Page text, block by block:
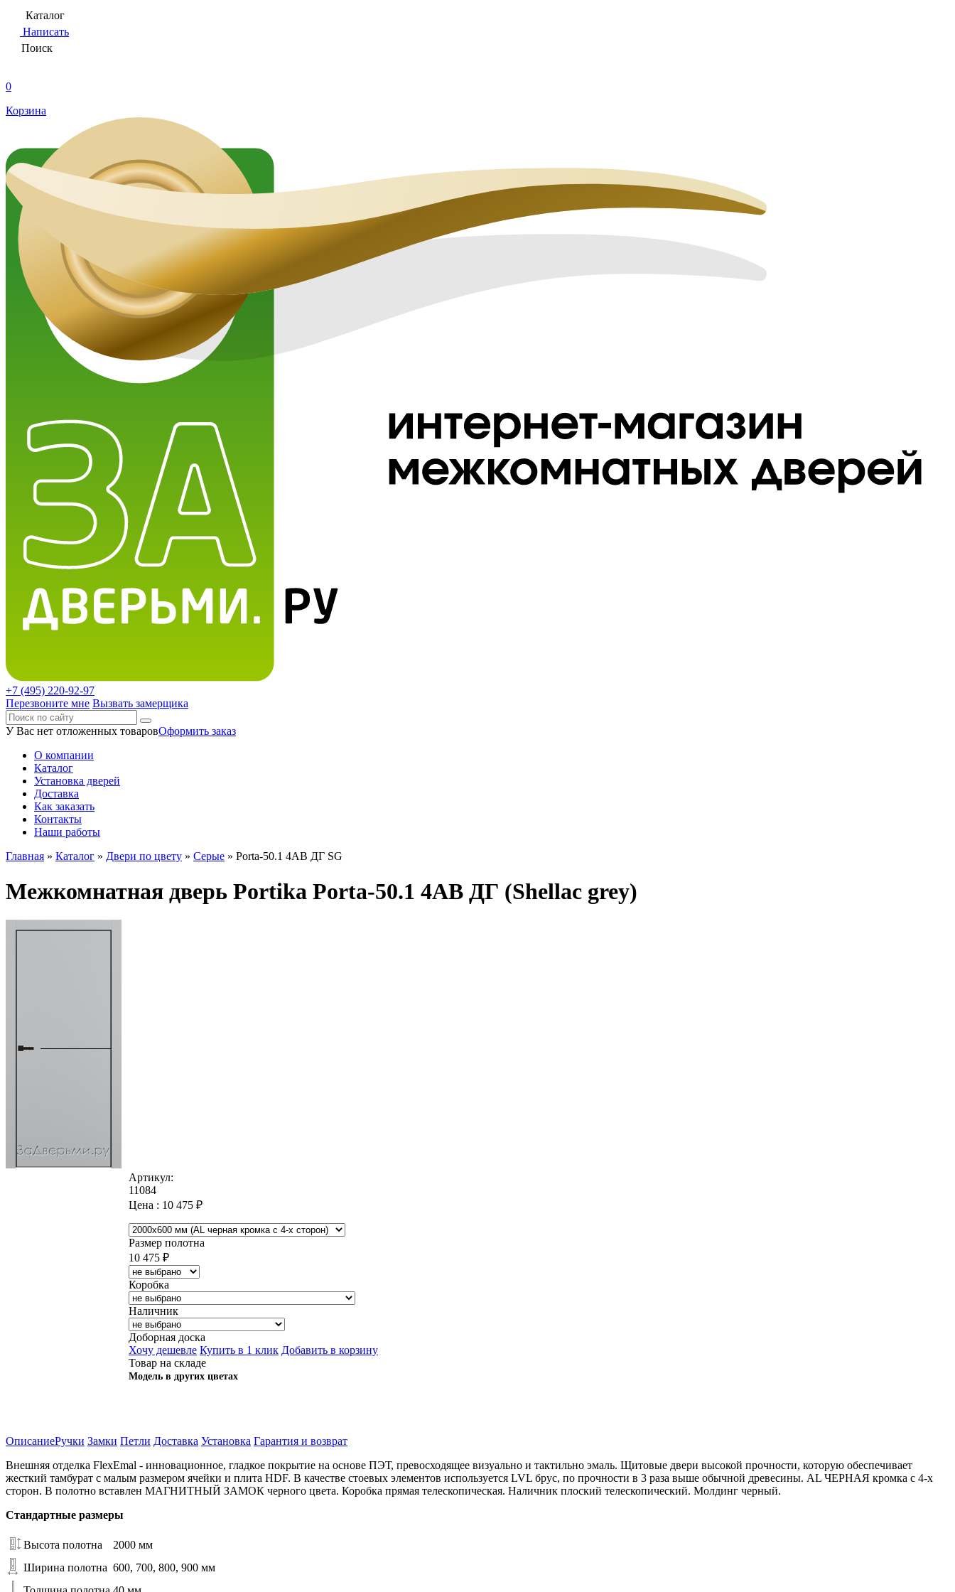
Каталог
Написать
Поиск
0
Корзина
+7 (495) 220-92-97
Перезвоните мне Вызвать замерщика
У Вас нет отложенных товаровОформить заказ
О компании
Каталог
Установка дверей
Доставка
Как заказать
Контакты
Наши работы
Главная » Каталог » Двери по цвету » Серые » Porta-50.1 4AB ДГ SG
Межкомнатная дверь Portika Porta-50.1 4AB ДГ (Shellac grey)
Артикул:
11084
Цена : 10 475 ₽
Размер полотна
10 475 ₽
Коробка
Наличник
Доборная доска
Хочу дешевле Купить в 1 клик Добавить в корзину
Товар на складе
Модель в других цветах
ОписаниеРучки Замки Петли Доставка Установка Гарантия и возврат
Внешняя отделка FlexEmal - инновационное, гладкое покрытие на основе ПЭТ, превосходящее визуально и тактильно эмаль. Щитовые двери высокой прочности, которую обеспечивает
жесткий тамбурат с малым размером ячейки и плита HDF. В качестве стоевых элементов используется LVL брус, по прочности в 3 раза выше обычной древесины. AL ЧЕРНАЯ кромка с 4-х
сторон. В полотно вставлен МАГНИТНЫЙ ЗАМОК черного цвета. Коробка прямая телескопическая. Наличник плоский телескопический. Молдинг черный.
Стандартные размеры
Высота полотна
2000 мм
Ширина полотна 600, 700, 800, 900 мм